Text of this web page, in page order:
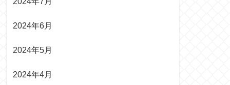
2024年6月
2024年5月
2024年4月